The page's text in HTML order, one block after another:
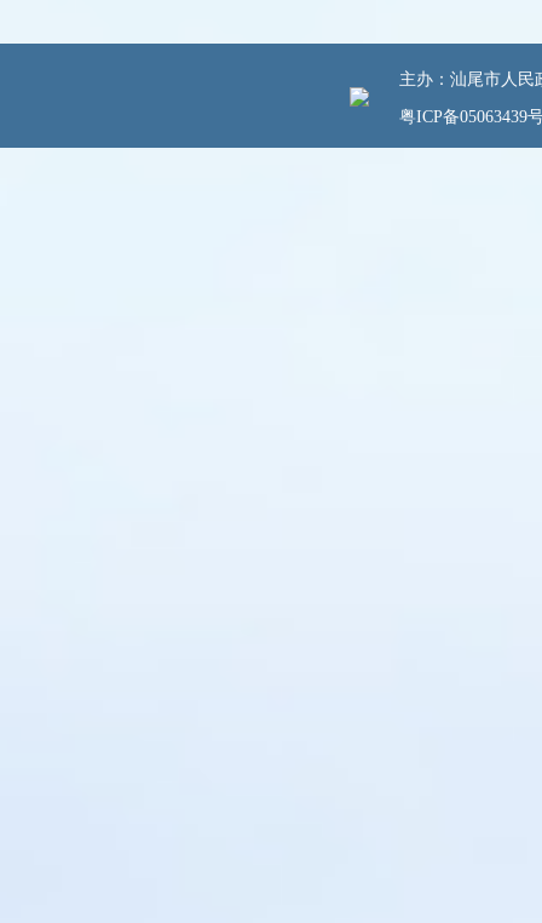
主办：汕尾市人民
粤ICP备05063439